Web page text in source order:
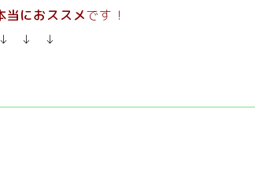
当におススメです！
↓ ↓